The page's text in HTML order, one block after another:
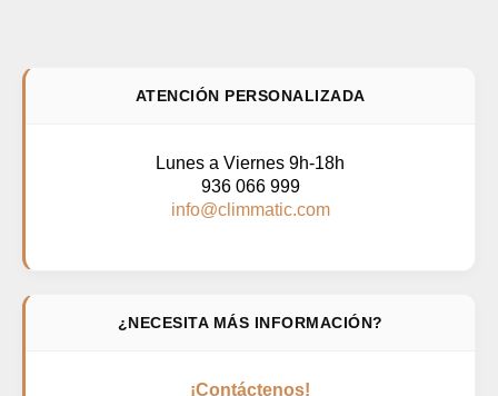
ATENCIÓN PERSONALIZADA
Lunes a Viernes 9h-18h
936 066 999
info@climmatic.com
¿NECESITA MÁS INFORMACIÓN?
¡Contáctenos!